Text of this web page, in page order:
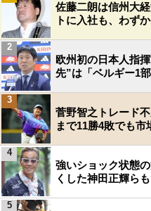
佐藤二朗は信州大
トに入社も、わず
欧州初の日本人指
先”は「ベルギー1
2
菅野智之トレード
まで11勝4敗でも
3
強いショック状態
くした神田正輝ら
4
5